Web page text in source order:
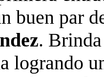
buen par
.
logrando